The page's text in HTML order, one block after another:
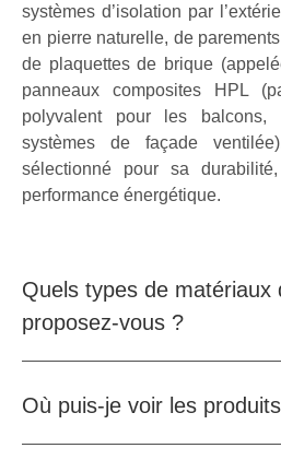
systèmes d’isolation par
en pierre naturelle, de
de plaquettes de brique
panneaux composites HPL
polyvalent pour les
systèmes de façade
sélectionné pour sa
performance énergétique.
Quels types de matériaux
proposez-vous ?
Où puis-je voir les